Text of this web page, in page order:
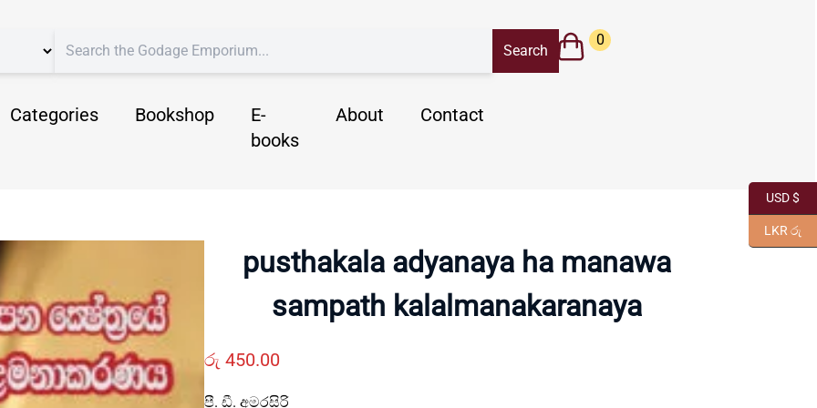
Categories Bookshop
E-
books
About Contact
0
pusthakala adyanaya ha manawa
sampath kalalmanakaranaya
රු 450.00
පී. ඩී. අමරසිරි
USD $
LKR රු